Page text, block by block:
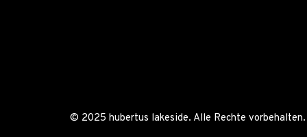
© 2025 hubertus lakeside. Alle Rechte vorbehalten.